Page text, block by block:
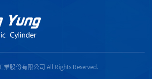
業股份有限公司 All Rights Reserved.